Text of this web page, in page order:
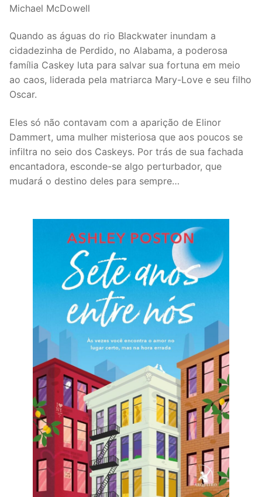
Michael McDowell
Quando as águas do rio Blackwater inundam a
cidadezinha de Perdido, no Alabama, a poderosa
família Caskey luta para salvar sua fortuna em meio
ao caos, liderada pela matriarca Mary-Love e seu filho
Oscar.
Eles só não contavam com a aparição de Elinor
Dammert, uma mulher misteriosa que aos poucos se
infiltra no seio dos Caskeys. Por trás de sua fachada
encantadora, esconde-se algo perturbador, que
mudará o destino deles para sempre…